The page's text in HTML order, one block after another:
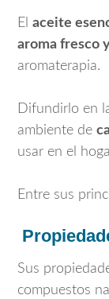
El aceite
aroma fresco
aromaterapia.
Difundirlo en
ambiente de
usar en el
Entre sus
Sus
compuestos